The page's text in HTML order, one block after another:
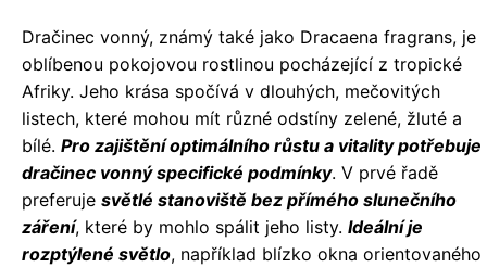
Dračinec vonný, známý také jako Dracaena fragrans, je
oblíbenou pokojovou rostlinou pocházející z tropické
Afriky. Jeho krása spočívá v dlouhých, mečovitých
listech, které mohou mít různé odstíny zelené, žluté a
bílé. Pro zajištění optimálního růstu a vitality potřebuje
dračinec vonný specifické podmínky. V prvé řadě
preferuje světlé stanoviště bez přímého slunečního
záření, které by mohlo spálit jeho listy. Ideální je
rozptýlené světlo, například blízko okna orientovaného